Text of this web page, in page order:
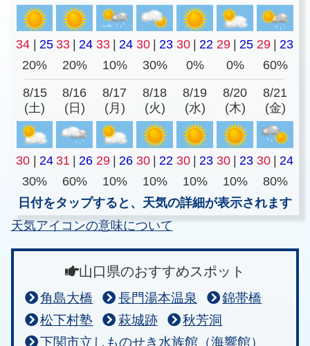
34 25 33 24 33 24 30 23 30 22 29 25 29
23
20%
20% 10% 30% 0% 0% 60%
8/15
(土)
8/16
(日)
8/17
(月)
8/18
(火)
8/19
(水)
8/20
(木)
8/21
(金)
30 24 31 26 29 26 30 22 30 23 30 23 30
24
30%
60% 10% 10% 10% 10%
80%
日付をタップすると、天気の詳細が表示されます
天気アイコンの意味について
山口県のおすすめスポット
角島大橋 長門湯本温泉
錦帯橋
松下村塾
萩城跡
秋芳洞
下関市立しものせき水族館（海響館）